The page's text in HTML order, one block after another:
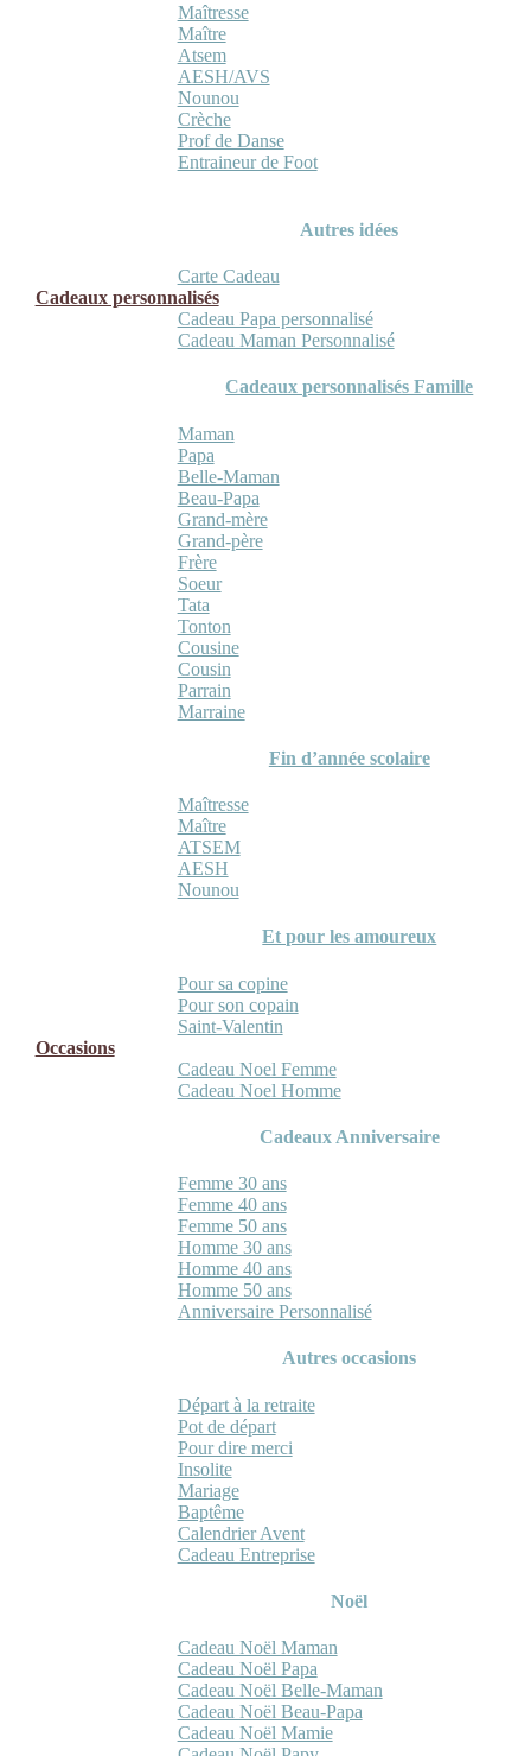
Maîtresse
Maître
Atsem
AESH/AVS
Nounou
Crèche
Prof de Danse
Entraineur de Foot
Autres idées
Carte Cadeau
Cadeaux personnalisés
Cadeau Papa personnalisé
Cadeau Maman Personnalisé
Cadeaux personnalisés Famille
Maman
Papa
Belle-Maman
Beau-Papa
Grand-mère
Grand-père
Frère
Soeur
Tata
Tonton
Cousine
Cousin
Parrain
Marraine
Fin d’année scolaire
Maîtresse
Maître
ATSEM
AESH
Nounou
Et pour les amoureux
Pour sa copine
Pour son copain
Saint-Valentin
Occasions
Cadeau Noel Femme
Cadeau Noel Homme
Cadeaux Anniversaire
Femme 30 ans
Femme 40 ans
Femme 50 ans
Homme 30 ans
Homme 40 ans
Homme 50 ans
Anniversaire Personnalisé
Autres occasions
Départ à la retraite
Pot de départ
Pour dire merci
Insolite
Mariage
Baptême
Calendrier Avent
Cadeau Entreprise
Noël
Cadeau Noël Maman
Cadeau Noël Papa
Cadeau Noël Belle-Maman
Cadeau Noël Beau-Papa
Cadeau Noël Mamie